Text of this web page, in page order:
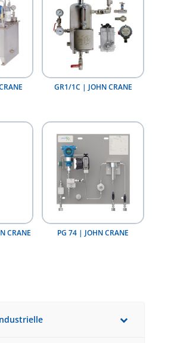
GR1/1C | JOHN CRANE
CRANE PG 74 | JOHN CRANE